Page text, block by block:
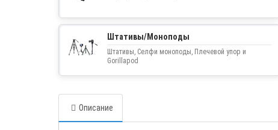
Штативы/Моноподы
Штативы, Селфи моноподы, Плечевой упор и
Gorillapod
Описание